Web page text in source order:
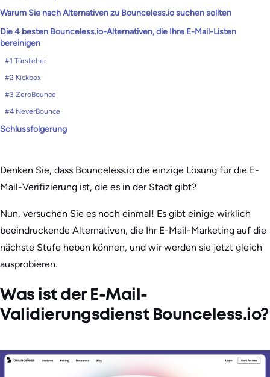
Warum Sie nach Alternativen zu Bounceless.io suchen sollten
Die 4 besten Bounceless.io-Alternativen, die Ihre E-Mail-Listen
bereinigen
#1 Türsteher
#2 Kickbox
#3 ZeroBounce
#4 NeverBounce
Schlussfolgerung
Denken Sie, dass Bounceless.io die einzige Lösung für die E-
Mail-Verifizierung ist, die es in der Stadt gibt?
Nun, versuchen Sie es noch einmal! Es gibt einige wirklich
beeindruckende Alternativen, die Ihr E-Mail-Marketing auf die
nächste Stufe heben können, und wir werden sie jetzt gleich
ausprobieren.
Was ist der E-Mail-
Validierungsdienst Bounceless.io?